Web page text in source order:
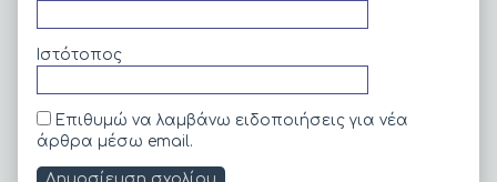
Ιστότοπος
Επιθυμώ να λαμβάνω ειδοποιήσεις για νέα
άρθρα μέσω email.